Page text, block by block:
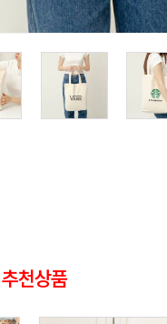
추천상품